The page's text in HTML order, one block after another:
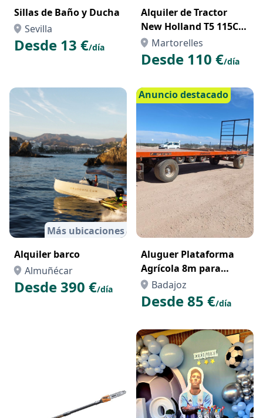
Sillas de Baño y Ducha
Sevilla
Desde 13 €/día
Alquiler de Tractor
New Holland T5 115CV
con Pala
Martorelles
Desde 110 €/día
Más ubicaciones
Alquiler barco
Almuñécar
Desde 390 €/día
Anuncio destacado
Aluguer Plataforma
Agrícola 8m para
Transporte de Painéis
Solares – Parques
Fotovoltaicos Portugal
Badajoz
Desde 85 €/día